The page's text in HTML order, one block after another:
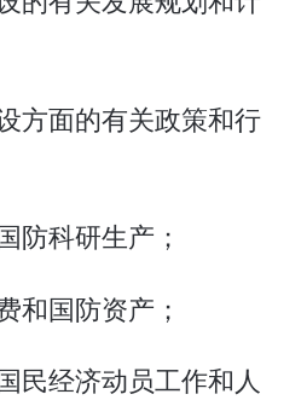
方面的有关政策和行
防科研生产；
和国防资产；
民经济动员工作和人